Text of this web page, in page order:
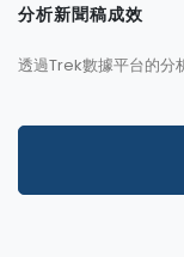
分析新聞稿成效
透過Trek數據平台的分